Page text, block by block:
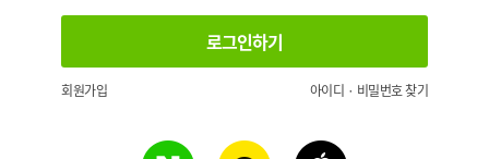
회원가입 아이디 · 비밀번호 찾기